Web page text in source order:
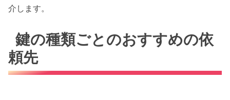
介します。
鍵の種類ごとのおすすめの依
頼先